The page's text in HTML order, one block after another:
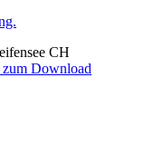
CH
Download